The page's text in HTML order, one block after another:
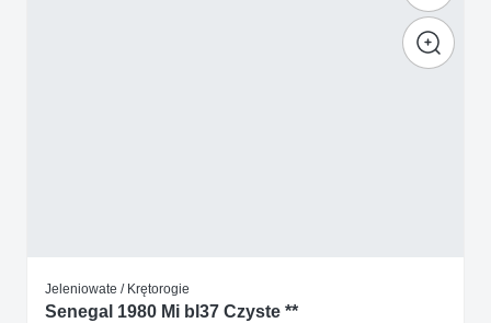
Jeleniowate / Krętorogie
Senegal 1980 Mi bl37 Czyste **